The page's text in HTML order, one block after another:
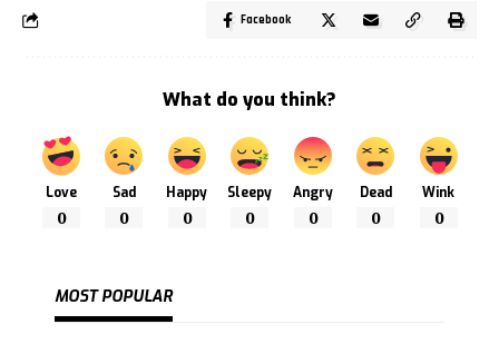
Facebook
What do you think?
Love
0
Sad
0
Happy
0
Sleepy
0
Angry
0
Dead
0
Wink
0
MOST POPULAR